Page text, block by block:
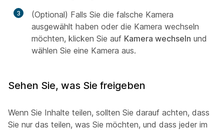
3
(Optional) Falls Sie die falsche Kamera
ausgewählt haben oder die Kamera wechseln
möchten, klicken Sie auf Kamera wechseln und
wählen Sie eine Kamera aus.
Sehen Sie, was Sie freigeben
Wenn Sie Inhalte teilen, sollten Sie darauf achten, dass
Sie nur das teilen, was Sie möchten, und dass jeder im